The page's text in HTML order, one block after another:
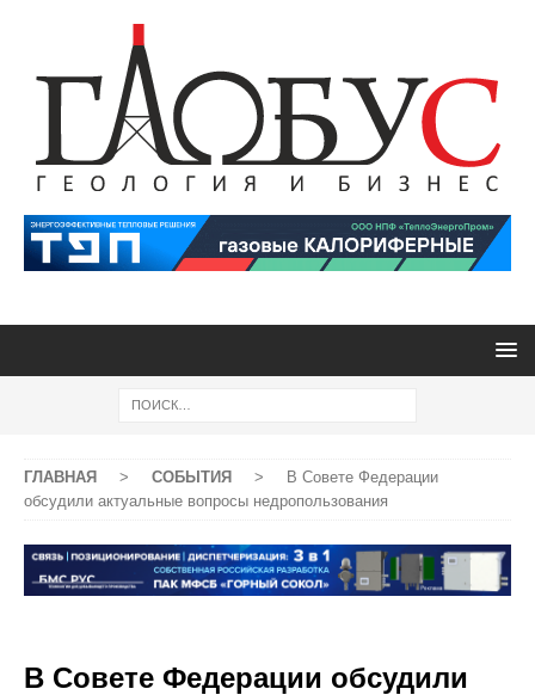
ГЛАВНАЯ > СОБЫТИЯ >
В Совете Федерации
обсудили актуальные вопросы недропользования
В Совете Федерации обсудили